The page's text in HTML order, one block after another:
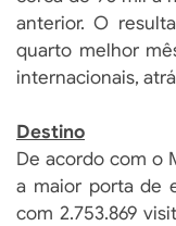
anterior. O
quarto melhor
internacionais,
Destino
De acordo com o
a maior porta de
com 2.753.869